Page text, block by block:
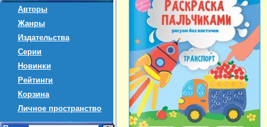
Авторы
Жанры
Издательства
Серии
Новинки
Рейтинги
Корзина
Личное пространство